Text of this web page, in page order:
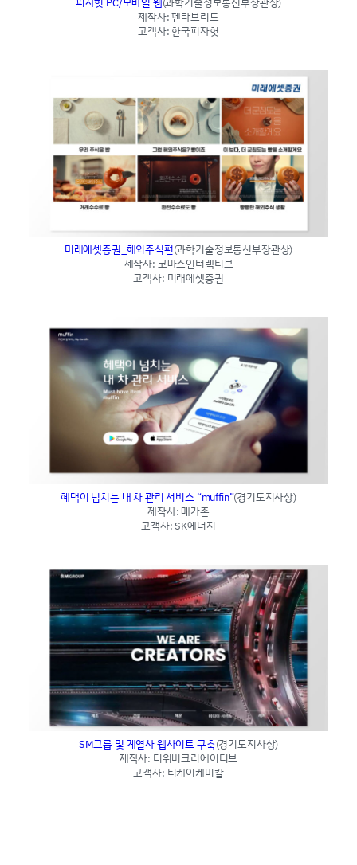
제작사: 펜타브리드
고객사: 한국피자헛
미래에셋증권_해외주식편(과학기술정보통신부장관상)
제작사: 코마스인터렉티브
고객사: 미래에셋증권
혜택이 넘치는 내 차 관리 서비스 “muffin”(경기도지사상)
제작사: 메가존
고객사: SK에너지
SM그룹 및 계열사 웹사이트 구축(경기도지사상)
제작사: 더위버크리에이티브
고객사: 티케이케미칼